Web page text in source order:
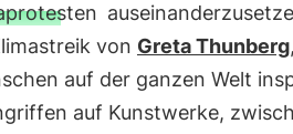
von Greta Thunberg
auf der ganzen Welt
auf Kunstwerke,